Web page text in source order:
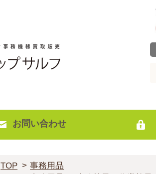
お問い合わせ
TOP
事務用品